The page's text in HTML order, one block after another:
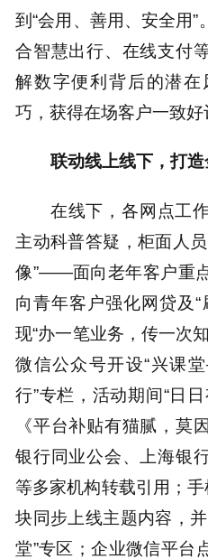
到“会用、善用、安全用
合智慧出行、在线支付
解数字便利背后的潜
巧，获得在场客户一致好
联动线上线下，打
在线下，各网点工
主动科普答疑，柜面人
像”——面向老年客户重
向青年客户强化网贷及
现“办一笔业务，传一次
微信公众号开设“兴课
行”专栏，活动期间“日
《平台补贴有猫腻，莫
银行同业公会、上海银
等多家机构转载引用；手
块同步上线主题内容，
堂”专区；企业微信平台